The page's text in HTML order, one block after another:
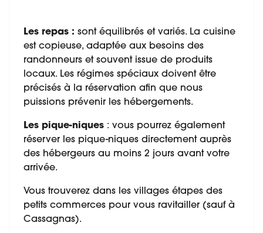
Les repas : sont équilibrés et variés. La cuisine
est copieuse, adaptée aux besoins des
randonneurs et souvent issue de produits
locaux. Les régimes spéciaux doivent être
précisés à la réservation afin que nous
puissions prévenir les hébergements.
Les pique-niques : vous pourrez également
réserver les pique-niques directement auprès
des hébergeurs au moins 2 jours avant votre
arrivée.
Vous trouverez dans les villages étapes des
petits commerces pour vous ravitailler (sauf à
Cassagnas).